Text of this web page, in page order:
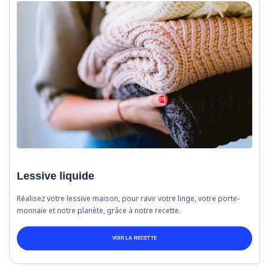
Lessive liquide
Réalisez votre lessive maison, pour ravir votre linge, votre porte-
monnaie et notre planète, grâce à notre recette.
VOIR LA RECETTE